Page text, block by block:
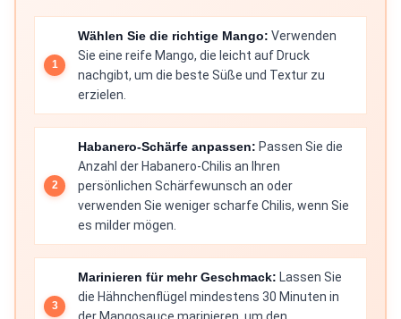
Wählen Sie die richtige Mango: Verwenden
Sie eine reife Mango, die leicht auf Druck
nachgibt, um die beste Süße und Textur zu
erzielen.
Habanero-Schärfe anpassen: Passen Sie die
Anzahl der Habanero-Chilis an Ihren
persönlichen Schärfewunsch an oder
verwenden Sie weniger scharfe Chilis, wenn Sie
es milder mögen.
Marinieren für mehr Geschmack: Lassen Sie
die Hähnchenflügel mindestens 30 Minuten in
der Mangosauce marinieren, um den